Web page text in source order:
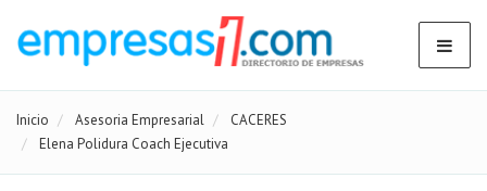
Inicio Asesoria Empresarial
CACERES
Elena Polidura Coach Ejecutiva